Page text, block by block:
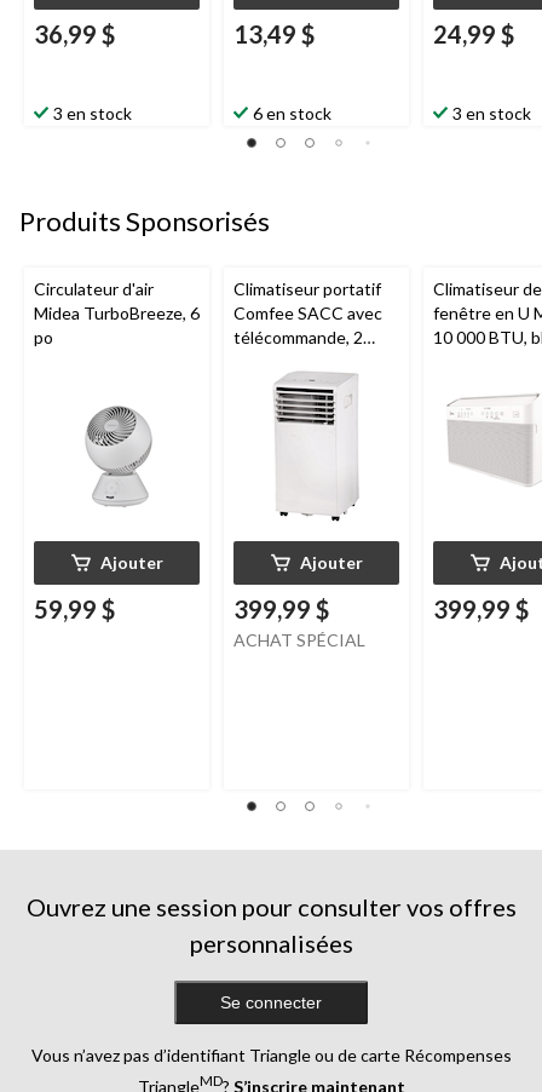
36,99 $
3 en stock
13,49 $
6 en stock
24,99 $
3 en stock
Produits Sponsorisés
Circulateur d'air
Midea TurboBreeze, 6
po
Ajouter
59,99 $
Climatiseur portatif
Comfee SACC avec
télécommande, 2
Ajouter
399,99 $
ACHAT SPÉCIAL
Climatiseur de
fenêtre en U
10 000 BTU,
399,99 $
Ouvrez une session pour consulter vos offres
personnalisées
Se connecter
Vous n’avez pas d’identifiant Triangle ou de carte Récompenses
TriangleMD? S’inscrire maintenant